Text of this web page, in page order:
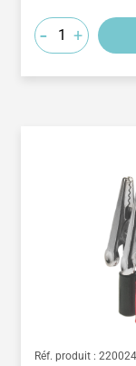
- +
Réf. produit : 220024